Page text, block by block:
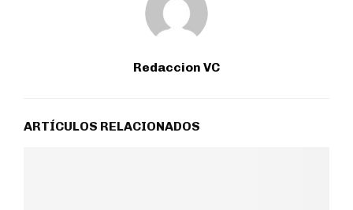
Redaccion VC
ARTÍCULOS RELACIONADOS